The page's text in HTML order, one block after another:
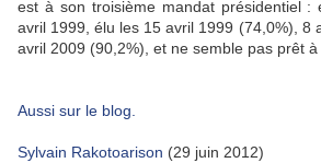
est à son troisième mandat présidentiel :
avril 1999, élu les 15 avril 1999 (74,0%), 8
avril 2009 (90,2%), et ne semble pas prêt à
Aussi sur le blog.
Sylvain Rakotoarison (29 juin 2012)